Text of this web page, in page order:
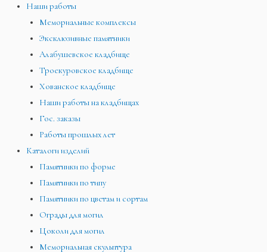
Наши работы
Мемориальные комплексы
Эксклюзивные памятники
Алабушевское кладбище
Троекуровское кладбище
Хованское кладбище
Наши работы на кладбищах
Гос. заказы
Работы прошлых лет
Каталоги изделий
Памятники по форме
Памятники по типу
Памятники по цветам и сортам
Ограды для могил
Цоколи для могил
Мемориальная скульптура